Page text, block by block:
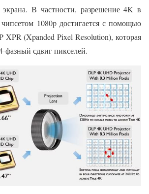
В частности, разрешение 4K в
1080p достигается с помощью
XPR (Xpanded Pixel Resolution), которая
фазный сдвиг пикселей.